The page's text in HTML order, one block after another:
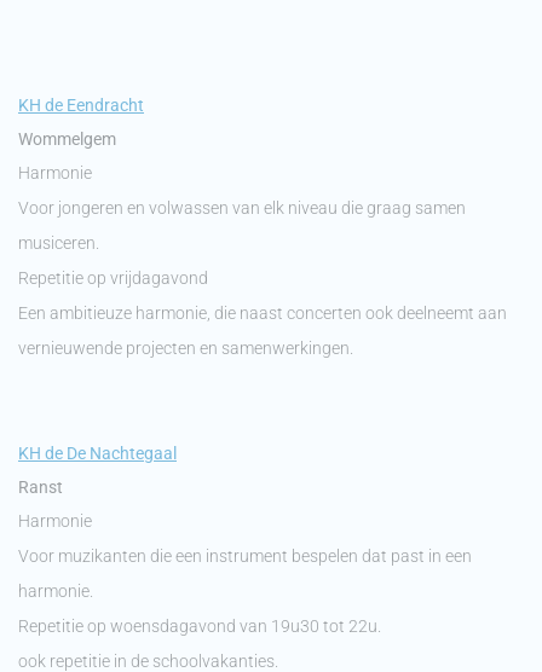
KH de Eendracht
Wommelgem
Harmonie
Voor jongeren en volwassen van elk niveau die graag samen
musiceren.
Repetitie op vrijdagavond
Een ambitieuze harmonie, die naast concerten ook deelneemt aan
vernieuwende projecten en samenwerkingen.
KH de De Nachtegaal
Ranst
Harmonie
Voor muzikanten die een instrument bespelen dat past in een
harmonie.
Repetitie op woensdagavond van 19u30 tot 22u.
ook repetitie in de schoolvakanties.